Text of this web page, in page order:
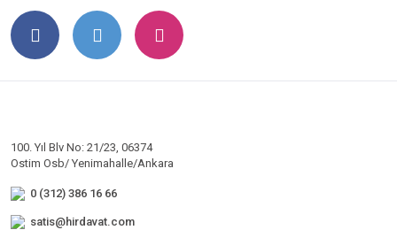
100. Yıl Blv No: 21/23, 06374
Ostim Osb/ Yenimahalle/Ankara
0 (312) 386 16 66
satis@hirdavat.com